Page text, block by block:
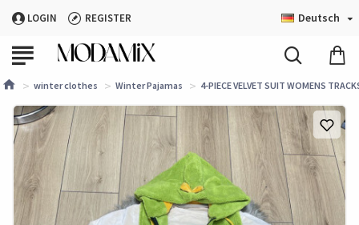
LOGIN REGISTER Deutsch
winter clothes Winter Pajamas 4-PIECE VELVET SUIT WOMENS